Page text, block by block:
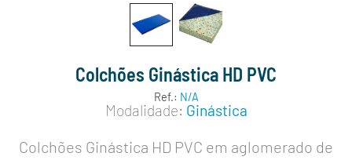
Colchões Ginástica HD PVC
Ref.: N/A
Modalidade: Ginástica
Colchões Ginástica HD PVC em aglomerado de